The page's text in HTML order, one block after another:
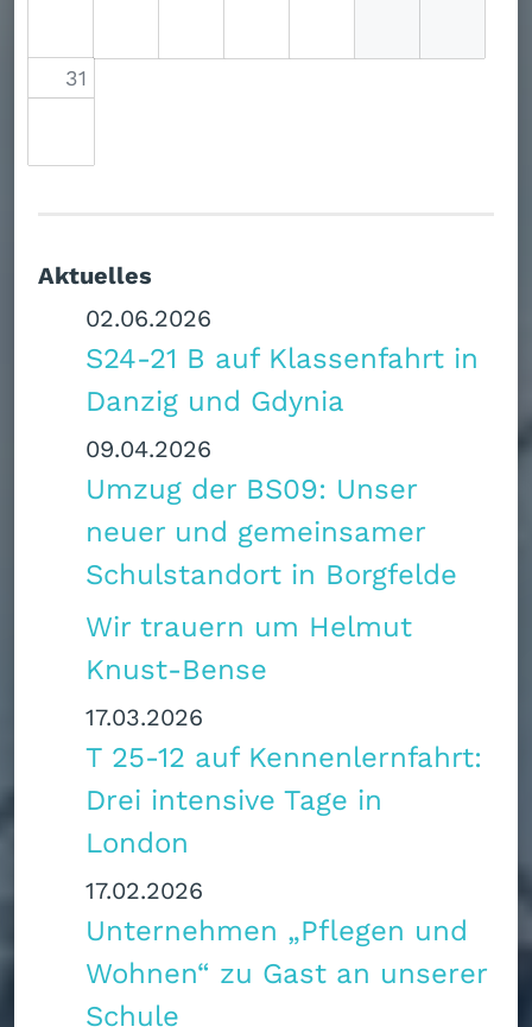
31
Aktuelles
17.02.2026
Unternehmen „Pflegen und
Wohnen“ zu Gast an unserer
Schule
17.03.2026
T 25‑12 auf Kennenlernfahrt:
Drei intensive Tage in
London
Wir trauern um Helmut
Knust-Bense
09.04.2026
Umzug der BS09: Unser
neuer und gemeinsamer
Schulstandort in Borgfelde
02.06.2026
S24-21 B auf Klassenfahrt in
Danzig und Gdynia